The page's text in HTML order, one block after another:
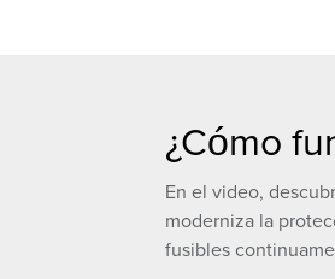
¿Cómo
En el video,
moderniza la
fusibles